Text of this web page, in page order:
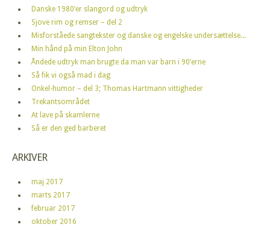
Danske 1980’er slangord og udtryk
Sjove rim og remser – del 2
Misforståede sangtekster og danske og engelske undersættelse...
Min hånd på min Elton John
Åndede udtryk man brugte da man var barn i 90’erne
Så fik vi også mad i dag
Onkel-humor – del 3; Thomas Hartmann vittigheder
Trekantsområdet
At lave på skamlerne
Så er den ged barberet
ARKIVER
maj 2017
marts 2017
februar 2017
oktober 2016